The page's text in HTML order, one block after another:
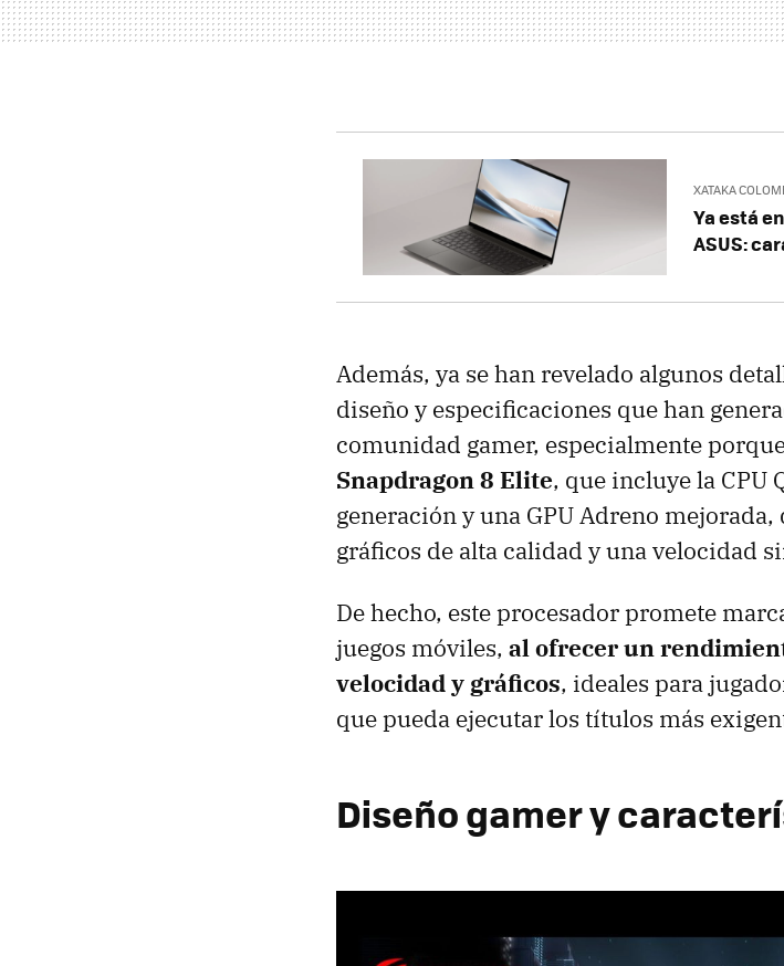
XATAKA
Ya está
ASUS:
Además, ya se han revelado algunos
diseño y especificaciones que han
comunidad gamer, especialmente
Snapdragon 8 Elite, que incluye la CPU
generación y una GPU Adreno
gráficos de alta calidad y una velocidad
De hecho, este procesador promete
juegos móviles, al ofrecerun
velocidad y gráficos, ideales para
que pueda ejecutar los títulos más
Diseño gamer y